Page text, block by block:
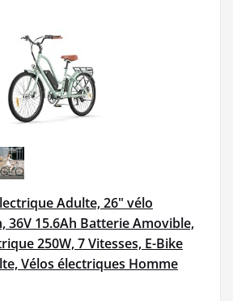
Adulte, 26" vélo
36V 15.6Ah Batterie Amovible,
250W, 7 Vitesses, E-Bike
Vélos électriques Homme